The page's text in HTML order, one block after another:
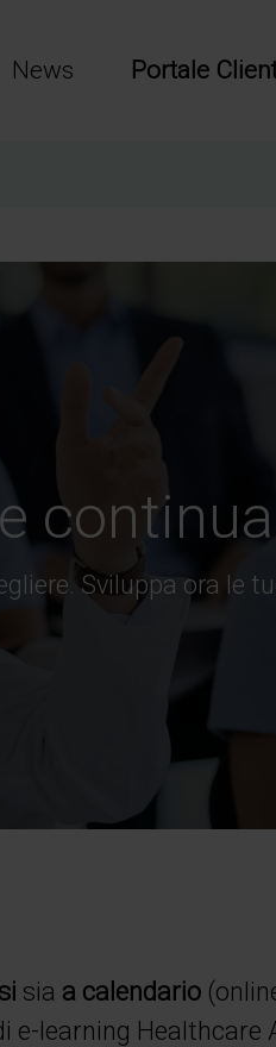
News Portale
continua
Sviluppa ora le
sia a calendario
learning Healthcare